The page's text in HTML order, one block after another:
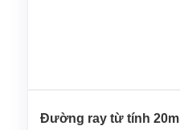
Đường ray từ tính